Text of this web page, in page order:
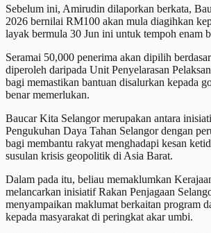
Sebelum ini, Amirudin dilaporkan berkata,
2026 bernilai RM100 akan mula diagihkan
layak bermula 30 Jun ini untuk tempoh enam
Seramai 50,000 penerima akan dipilih
diperoleh daripada Unit Penyelarasan
bagi memastikan bantuan disalurkan kepada
benar memerlukan.
Baucar Kita Selangor merupakan antara
Pengukuhan Daya Tahan Selangor dengan
bagi membantu rakyat menghadapi kesan
susulan krisis geopolitik di Asia Barat.
Dalam pada itu, beliau memaklumkan
melancarkan inisiatif Rakan Penjagaan
menyampaikan maklumat berkaitan program
kepada masyarakat di peringkat akar umbi.